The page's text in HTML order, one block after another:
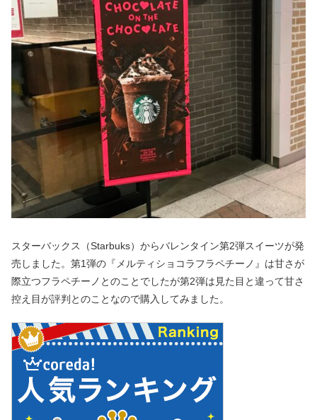
スターバックス（Starbuks）からバレンタイン第2弾スイーツが発
売しました。第1弾の『メルティショコラフラペチーノ』は甘さが
際立つフラペチーノとのことでしたが第2弾は見た目と違って甘さ
控え目が評判とのことなので購入してみました。